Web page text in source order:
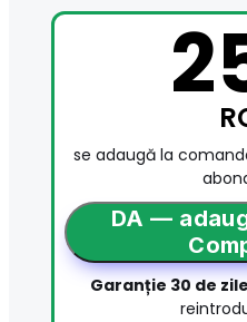
se adaugă la
DA —
Garanție 30 de zile